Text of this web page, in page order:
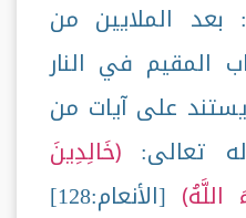
بعد الملايين من
المقيم في النار
على آيات من
تعالى:
خَالِدِينَ
[الأنعام:128]